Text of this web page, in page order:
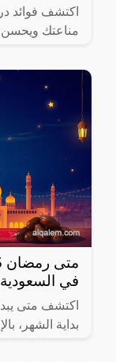
اكتشف فوائد
مناعتك
في السعودية
بداية الشهر،